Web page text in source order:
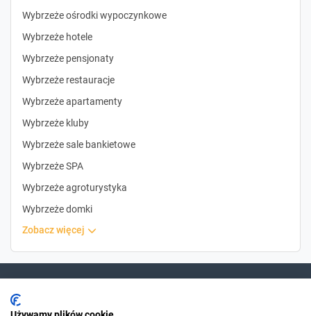
Wybrzeże ośrodki wypoczynkowe
Wybrzeże hotele
Wybrzeże pensjonaty
Wybrzeże restauracje
Wybrzeże apartamenty
Wybrzeże kluby
Wybrzeże sale bankietowe
Wybrzeże SPA
Wybrzeże agroturystyka
Wybrzeże domki
zobacz więcej
Dla szukających